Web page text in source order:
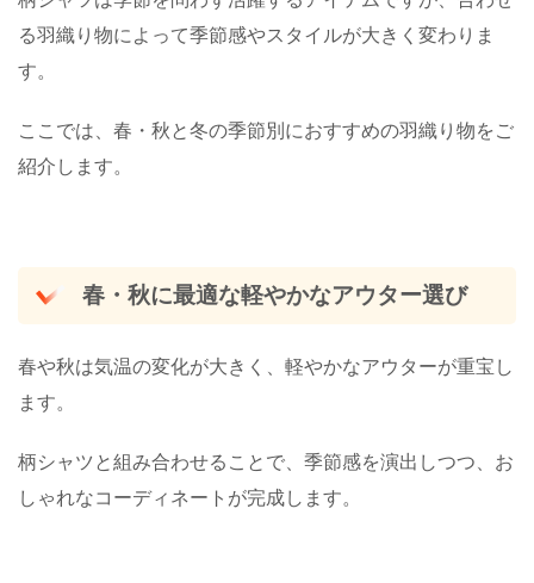
る羽織り物によって季節感やスタイルが大きく変わりま
す。
ここでは、春・秋と冬の季節別におすすめの羽織り物をご
紹介します。
春・秋に最適な軽やかなアウター選び
春や秋は気温の変化が大きく、軽やかなアウターが重宝し
ます。
柄シャツと組み合わせることで、季節感を演出しつつ、お
しゃれなコーディネートが完成します。